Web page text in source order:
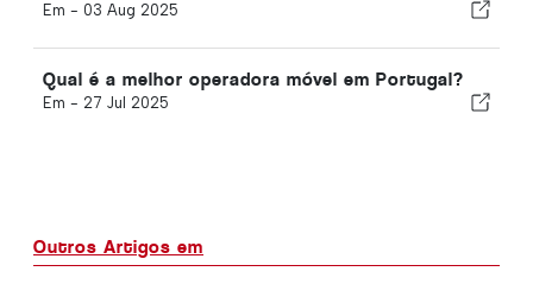
Em - 03 Aug 2025
Qual é a melhor operadora móvel em Portugal?
Em - 27 Jul 2025
Outros Artigos em